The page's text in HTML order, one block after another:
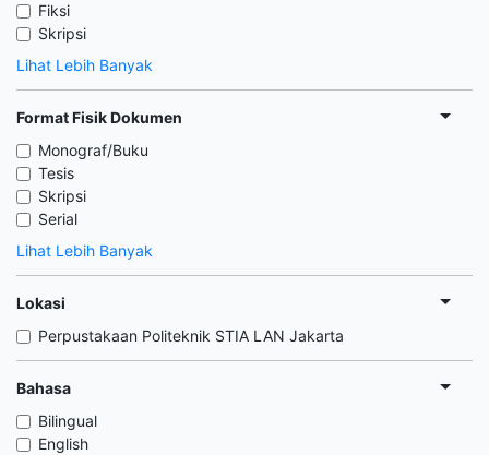
Fiksi
Skripsi
Lihat Lebih Banyak
Format Fisik Dokumen
Monograf/Buku
Tesis
Skripsi
Serial
Lihat Lebih Banyak
Lokasi
Perpustakaan Politeknik STIA LAN Jakarta
Bahasa
Bilingual
English